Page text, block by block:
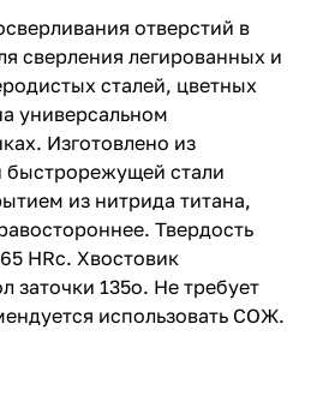
отверстий в
сверления легированных и
сталей, цветных
универсальном
Изготовлено из
быстрорежущей стали
из нитрида титана,
Твердость
HRc. Хвостовик
заточки 135о. Не требует
использовать СОЖ.